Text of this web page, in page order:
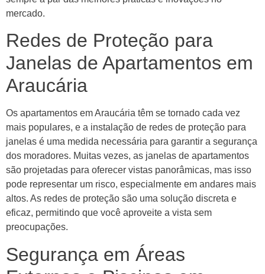
mercado.
Redes de Proteção para
Janelas de Apartamentos em
Araucária
Os apartamentos em Araucária têm se tornado cada vez
mais populares, e a instalação de redes de proteção para
janelas é uma medida necessária para garantir a segurança
dos moradores. Muitas vezes, as janelas de apartamentos
são projetadas para oferecer vistas panorâmicas, mas isso
pode representar um risco, especialmente em andares mais
altos. As redes de proteção são uma solução discreta e
eficaz, permitindo que você aproveite a vista sem
preocupações.
Segurança em Áreas